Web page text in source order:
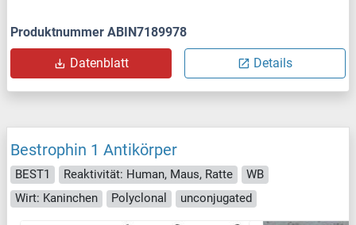
Produktnummer ABIN7189978
Datenblatt Details
Bestrophin 1 Antikörper
BEST1 Reaktivität: Human, Maus, Ratte
WB
Wirt: Kaninchen
Polyclonal unconjugated